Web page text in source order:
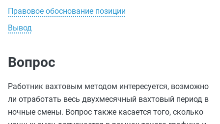
Правовое обоснование позиции
Вывод
Вопрос
Работник вахтовым методом интересуется, возможно
ли отработать весь двухмесячный вахтовый период в
ночные смены. Вопрос также касается того, сколько